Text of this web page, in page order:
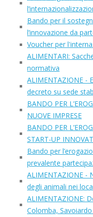
Bando per il
l’innovazione da
Voucher per
ALIMENTARI:
normativa
ALIMENTAZIONE -
decreto su sede
BANDO PER
NUOVE IMPRESE
BANDO PER
START-UP
Bando per
prevalente
ALIMENTAZIONE -
degli animali nei
ALIMENTAZIONE:
Colomba,